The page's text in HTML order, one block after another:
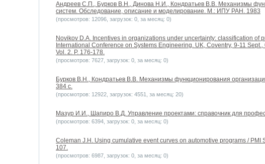
Андреев С.П., Бурков В.Н., Динова Н.И., Кондратьев В.В. Механизмы
систем. Обследование, описание и моделирование. М.: ИПУ РАН. 1983
(просмотров: 12096, загрузок: 0, за месяц: 0)
Novikov D.A. Incentives in organizations under uncertainty: classification of
International Conference on Systems Engineering. UK, Coventry, 9-11
Vol. 2. P. 176-178.
(просмотров: 7627, загрузок: 0, за месяц: 0)
Бурков В.Н., Кондратьев В.В. Механизмы функционирования
384 с.
(просмотров: 12922, загрузок: 4551, за месяц: 20)
Мазур И.И., Шапиро В.Д. Управление проектами: справочник для
(просмотров: 6394, загрузок: 0, за месяц: 0)
Coleman J.H. Using cumulative event curves on automotive programs / PMI
107.
(просмотров: 6987, загрузок: 0, за месяц: 0)